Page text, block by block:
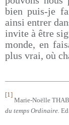
bien puis-je
ainsi entrer
invite à être
monde, en
plus vrai, où
[1]
Marie-Noëlle
du temps Ordinaire.